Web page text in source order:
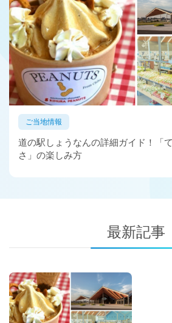
ご当地情報
道の駅しょうなんの詳細ガイド！「
さ」の楽しみ方
最新記事